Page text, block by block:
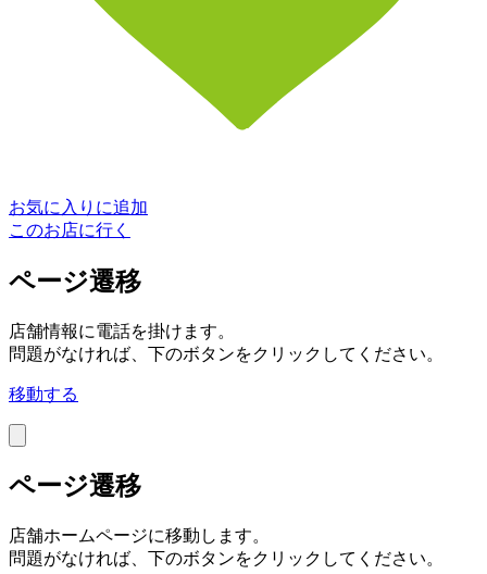
お気に入りに追加
このお店に行く
ページ遷移
店舗情報に電話を掛けます。
問題がなければ、下のボタンをクリックしてください。
移動する
ページ遷移
店舗ホームページに移動します。
問題がなければ、下のボタンをクリックしてください。